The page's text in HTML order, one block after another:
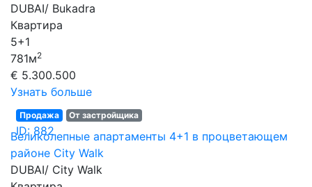
DUBAI/ Bukadra
Квартира
5+1
781м2
€ 5.300.500
Узнать больше
Продажа От застройщика
ID: 882
Великолепные апартаменты 4+1 в процветающем
районе City Walk
DUBAI/ City Walk